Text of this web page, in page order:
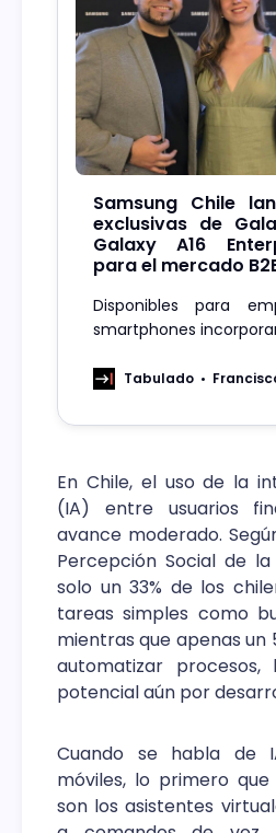
Samsung Chile
exclusivas de
Galaxy A16
para el mercado
Disponibles para
smartphones
garantía extendida. En
mayor productividad y
Tabulado
En Chile, el uso de la
(IA) entre usuarios
avance moderado.
Percepción Social de
solo un 33% de los
tareas simples como
mientras que apenas un
automatizar
potencial aún por
Cuando se habla de
móviles, lo primero
son los asistentes